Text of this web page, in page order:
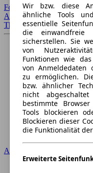
Forum Startseite
Alle Auto-Foren
Themen-Forum
Audi
Wir bzw. diese
ähnliche Tools
essentielle
die einwandfreie
sicherstellen. Sie
von
Funktionen wie
von Anmeldedaten
zu ermöglichen.
bzw. ähnlicher
nicht
bestimmte
Tools blockieren
Blockieren dieser
die Funktionalität
Erweiterte